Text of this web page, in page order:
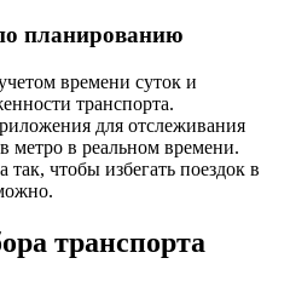
планированию
времени суток и
транспорта.
для отслеживания
метро в реальном времени.
так, чтобы избегать поездок в
транспорта